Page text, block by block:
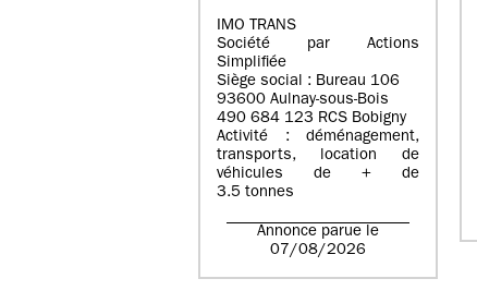
IMO TRANS
Société par Actions
Simplifiée
Siège social : Bureau 106
93600 Aulnay-sous-Bois
490 684 123 RCS Bobigny
Activité : déménagement,
transports, location de
véhicules de + de
3.5 tonnes
Annonce parue le
07/08/2026